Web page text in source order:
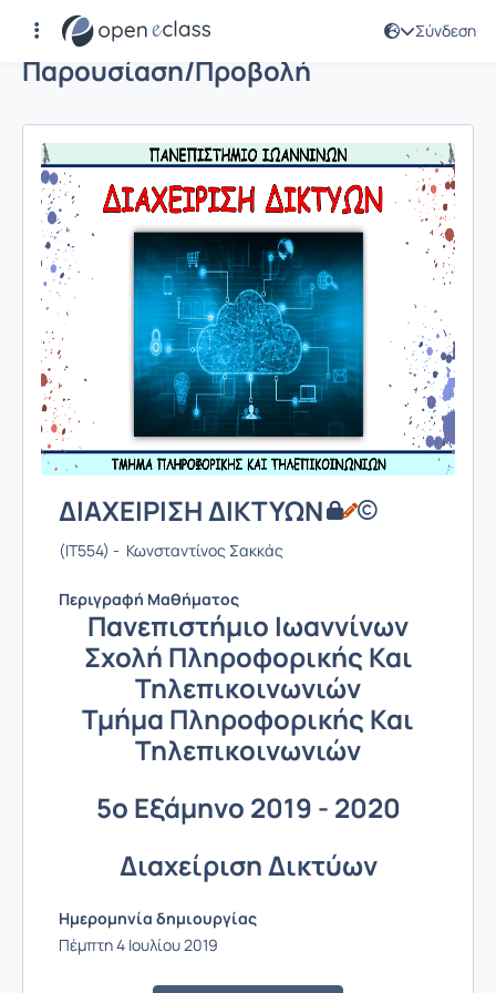
Σύνδεση
Παρουσίαση/Προβολή
ΔΙΑΧΕΙΡΙΣΗ ΔΙΚΤΥΩΝ
(IT554) - Κωνσταντίνος Σακκάς
Περιγραφή Μαθήματος
Πανεπιστήμιο Ιωαννίνων
Σχολή Πληροφορικής Και
Τηλεπικοινωνιών
Τμήμα Πληροφορικής Και
Τηλεπικοινωνιών
5ο Εξάμηνο 2019 - 2020
Διαχείριση Δικτύων
Ημερομηνία δημιουργίας
Πέμπτη 4 Ιουλίου 2019